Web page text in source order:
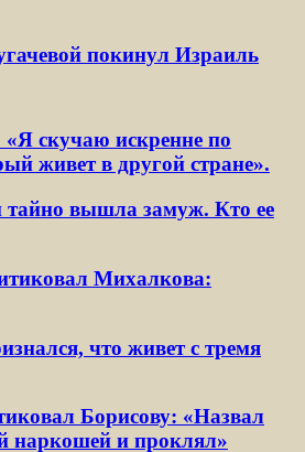
покинул Израиль
скучаю искренне по
живет в другой стране».
вышла замуж. Кто ее
Михалкова:
что живет с тремя
Борисову: «Назвал
наркошей и проклял»